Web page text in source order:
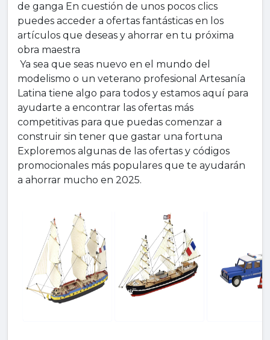
de ganga En cuestión de unos pocos clics
puedes acceder a ofertas fantásticas en los
artículos que deseas y ahorrar en tu próxima
obra maestra
Ya sea que seas nuevo en el mundo del
modelismo o un veterano profesional Artesanía
Latina tiene algo para todos y estamos aquí para
ayudarte a encontrar las ofertas más
competitivas para que puedas comenzar a
construir sin tener que gastar una fortuna
Exploremos algunas de las ofertas y códigos
promocionales más populares que te ayudarán
a ahorrar mucho en 2025.